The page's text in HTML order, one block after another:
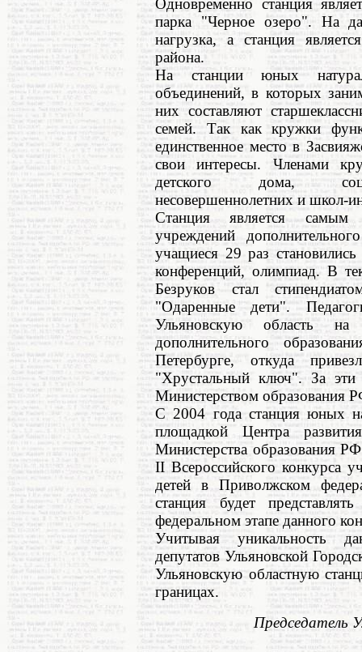
Одновременно станция
парка "Черное озеро". На
нагрузка, а станция
района.
На станции юных
объединений, в которых
них составляют
семей. Так как кружки
единственное место в
свои интересы. Членами
детского дома,
несовершеннолетних и школ-
Станция является самым
учреждений
учащиеся 29 раз
конференций, олимпиад. В
Безруков стал
"Одаренные дети".
Ульяновскую область на
дополнительного
Петербурге, откуда
"Хрустальный ключ". За эти
Министерством образования
С 2004 года станция юных
площадкой Центра
Министерства образования
II Всероссийского конкурса
детей в Приволжском
станция будет
федеральном этапе данного
Учитывая уникальность
депутатов Ульяновской
Ульяновскую областную
границах.
Председатель